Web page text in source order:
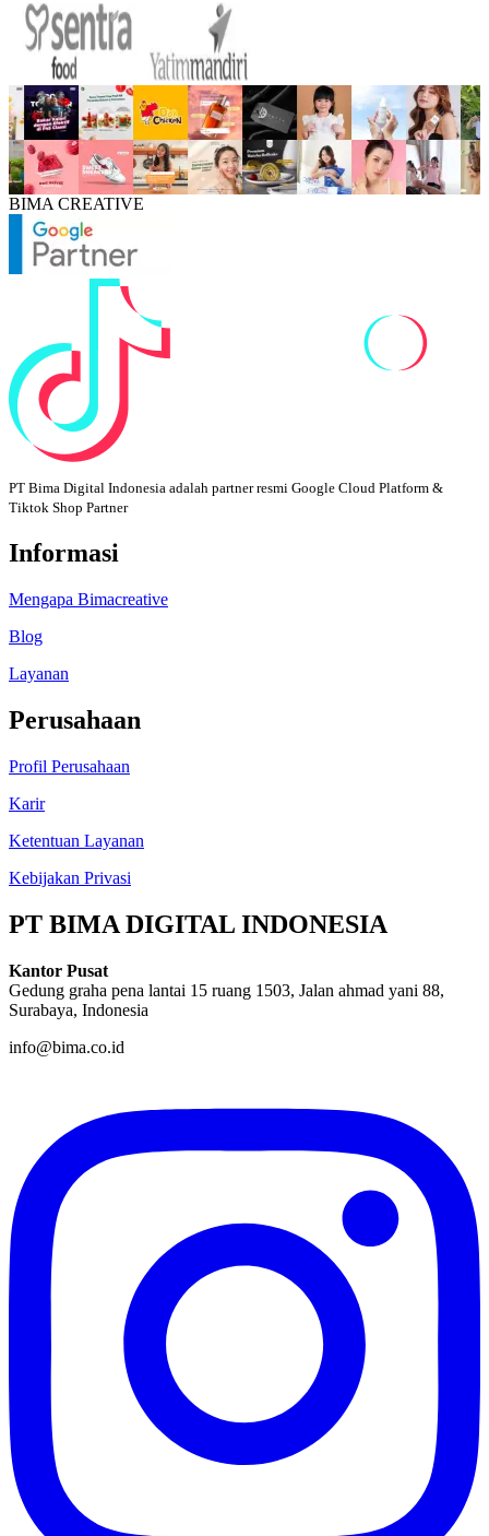
BIMA CREATIVE
PT Bima Digital Indonesia adalah partner resmi Google Cloud Platform &
Tiktok Shop Partner
Informasi
Mengapa Bimacreative
Blog
Layanan
Perusahaan
Profil Perusahaan
Karir
Ketentuan Layanan
Kebijakan Privasi
PT BIMA DIGITAL INDONESIA
Kantor Pusat
Gedung graha pena lantai 15 ruang 1503, Jalan ahmad yani 88,
Surabaya, Indonesia
info@bima.co.id